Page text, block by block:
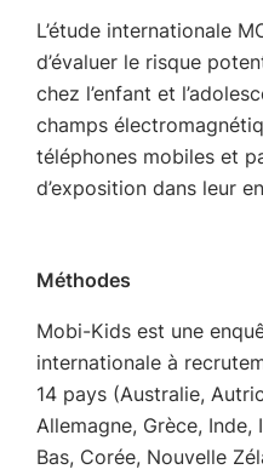
L’étude internationale
d’évaluer le risque
chez l’enfant et
champs
téléphones mobiles et
d’exposition dans leur
Méthodes
Mobi-Kids est une
internationale à
14 pays (Australie,
Allemagne, Grèce,
Bas, Corée, Nouvelle